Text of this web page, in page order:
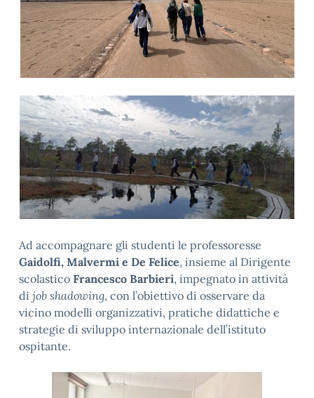
Ad accompagnare gli studenti le professoresse
Gaidolfi, Malvermi e De Felice, insieme al Dirigente
scolastico Francesco Barbieri, impegnato in attività
di job shadowing, con l’obiettivo di osservare da
vicino modelli organizzativi, pratiche didattiche e
strategie di sviluppo internazionale dell’istituto
ospitante.